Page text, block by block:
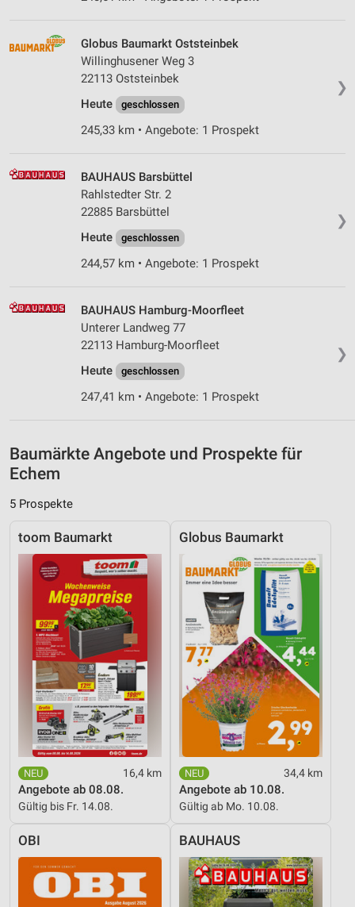
❯
Globus Baumarkt Oststeinbek
Willinghusener Weg 3
22113 Oststeinbek
Heute
geschlossen
245,33 km • Angebote: 1 Prospekt
❯
BAUHAUS Barsbüttel
Rahlstedter Str. 2
22885 Barsbüttel
Heute
geschlossen
244,57 km • Angebote: 1 Prospekt
❯
BAUHAUS Hamburg-Moorfleet
Unterer Landweg 77
22113 Hamburg-Moorfleet
Heute
geschlossen
247,41 km • Angebote: 1 Prospekt
Baumärkte Angebote und Prospekte für
Echem
5 Prospekte
toom Baumarkt
16,4 km
Angebote ab 08.08.
Gültig bis Fr. 14.08.
Globus Baumarkt
34,4 km
Angebote ab 10.08.
Gültig ab Mo. 10.08.
OBI BAUHAUS
Speichern von oder Zugriff auf Informationen
auf einem Endgerät
Werbeanzeigen
Erstellung von Profilen für personalisierte
Verwendung von Profilen zur Auswahl
personalisierter Werbung
Erstellung von Profilen zur Personalisierung
von Inhalten
Verwendung von Profilen zur Auswahl
Messung der Werbeleistung
Messung der Performance von Inhalten
Kombinationen von Daten aus verschiedenen
Entwicklung und Verbesserung der Angebote
Verwendung reduzierter Daten zur Auswahl von
Verwendung genauer Standortdaten
Geräte anhand von aktiv angeforderten
Informationen identifizieren
Nicht-IAB-Verarbeitungszwecke:
Notwendig
Performance
Funktional
Werbung